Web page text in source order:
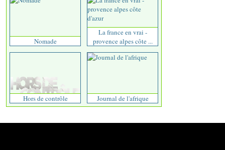
Nomade
La france en vrai -
provence alpes côte ...
Hors de contrôle Journal de l'afrique